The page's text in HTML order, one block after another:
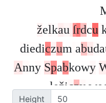
želkau ſrdcu
diediczum abuda
Anny Spabkowy
ležiczy we
Height